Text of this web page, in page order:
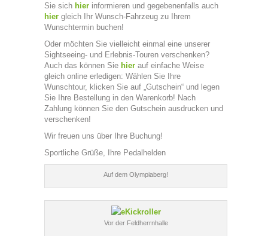
Sie sich hier informieren und gegebenenfalls auch
hier gleich Ihr Wunsch-Fahrzeug zu Ihrem
Wunschtermin buchen!
Oder möchten Sie vielleicht einmal eine unserer
Sightseeing- und Erlebnis-Touren verschenken?
Auch das können Sie hier auf einfache Weise
gleich online erledigen: Wählen Sie Ihre
Wunschtour, klicken Sie auf „Gutschein“ und legen
Sie Ihre Bestellung in den Warenkorb! Nach
Zahlung können Sie den Gutschein ausdrucken und
verschenken!
Wir freuen uns über Ihre Buchung!
Sportliche Grüße, Ihre Pedalhelden
Auf dem Olympiaberg!
Vor der Feldherrnhalle